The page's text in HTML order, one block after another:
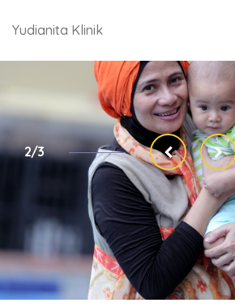
Yudianita Klinik
2/3